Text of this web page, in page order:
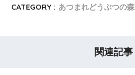
CATEGORY : あつまれどうぶつの森
関連記事